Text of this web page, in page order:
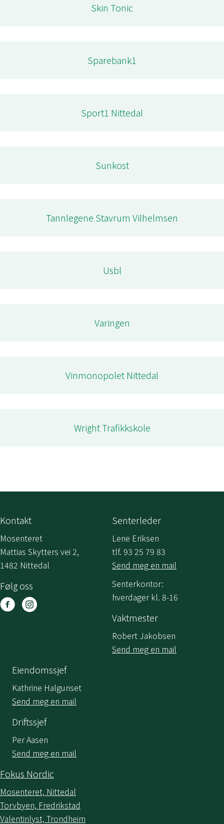
Skin Tonic
Sparebank1
Sport1 Nittedal
Sunkost
Tannlegene Stavrum Vilhelmsen
Usbl
Varingen
Vinmonopolet Nittedal
Wright Trafikkskole
Kontakt
Mosenteret
Mattias Skytters vei 2,
1482 Nittedal
Følg oss
Senterleder
Lene Eriksen
tlf. 93 25 79 83
Send meg en mail
Senterkontor:
hverdager kl. 8-16
Vaktmester
Robert Jakobsen
Send meg en mail
Eiendomssjef
Kathrine Halgunset
Send meg en mail
Driftssjef
Per Aasen
Send meg en mail
Fokus Nordic
Mosenteret, Nittedal
Torvbyen, Fredrikstad
Valentinlyst, Trondheim